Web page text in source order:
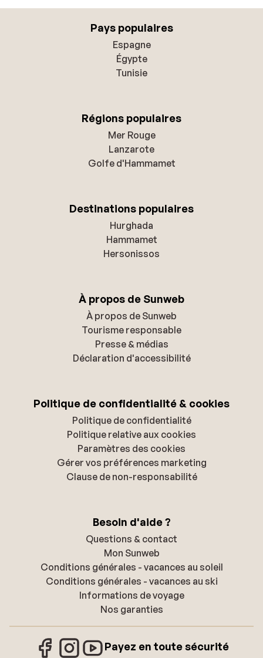
Pays populaires
Espagne
Égypte
Tunisie
Régions populaires
Mer Rouge
Lanzarote
Golfe d'Hammamet
Destinations populaires
Hurghada
Hammamet
Hersonissos
À propos de Sunweb
À propos de Sunweb
Tourisme responsable
Presse & médias
Déclaration d'accessibilité
Politique de confidentialité & cookies
Politique de confidentialité
Politique relative aux cookies
Paramètres des cookies
Gérer vos préférences marketing
Clause de non-responsabilité
Besoin d'aide ?
Questions & contact
Mon Sunweb
Conditions générales - vacances au soleil
Conditions générales - vacances au ski
Informations de voyage
Nos garanties
Payez en toute sécurité